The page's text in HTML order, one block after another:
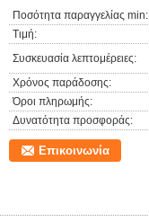
Ποσότητα παραγγελίας min:
Τιμή:
Συσκευασία λεπτομέρειες:
Χρόνος παράδοσης:
Όροι πληρωμής:
Δυνατότητα προσφοράς:
Επικοινωνία